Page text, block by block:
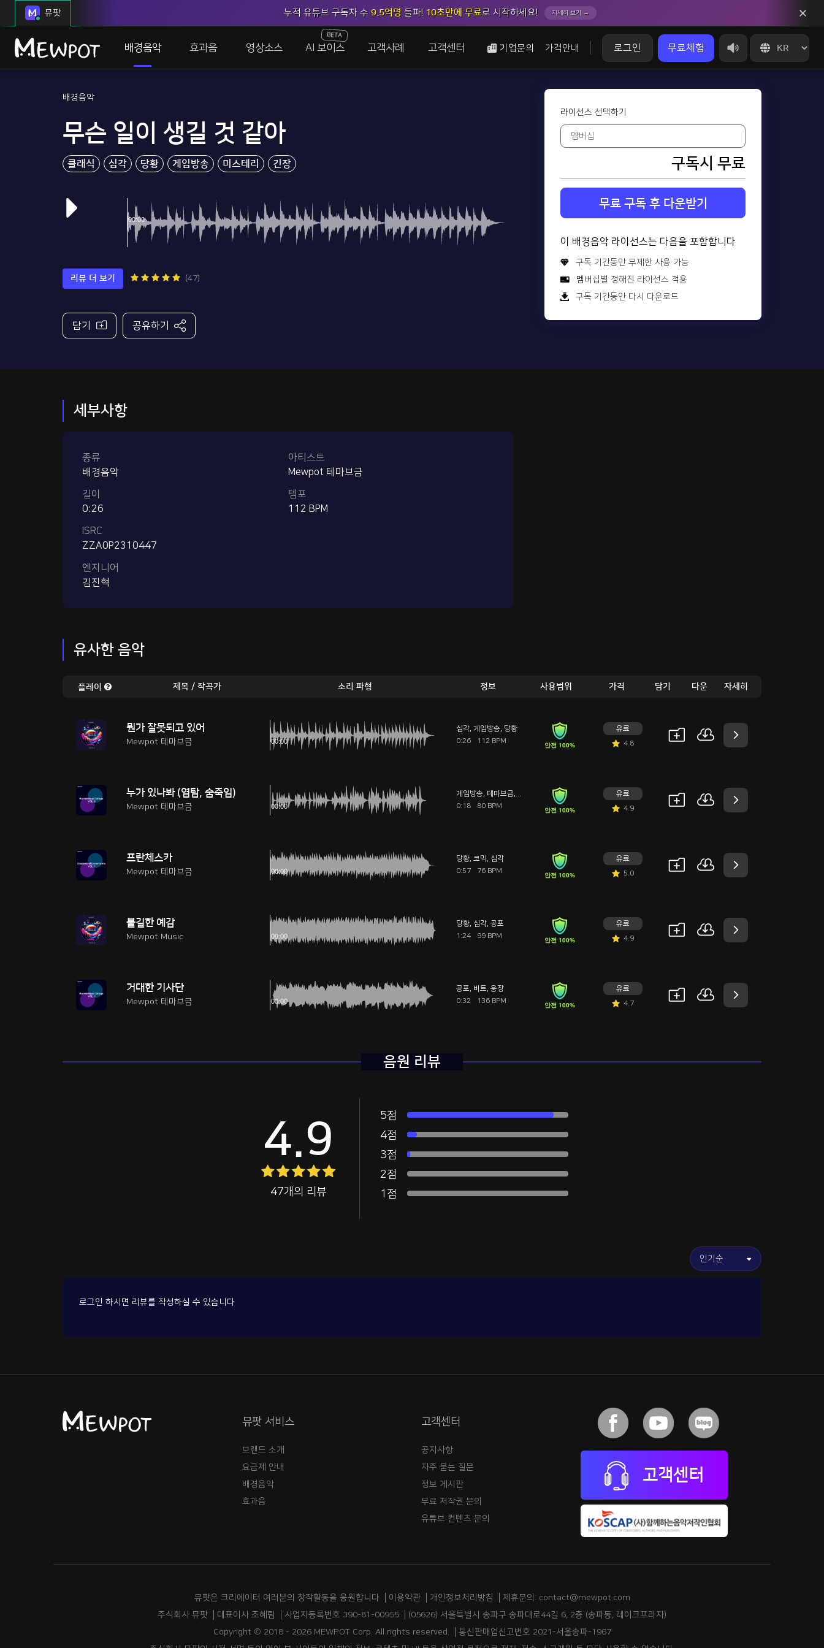
뮤팟 누적 유튜브 구독자 수 9.5억명 돌파! 10초만에 무료로 시작하세요! 자세히 보기 →
배경음악 효과음 영상소스 AI 보이스
BETA
고객사례 고객센터 기업문의 가격안내 로그인 무료체험
배경음악
무슨 일이 생길 것 같아
클래식 심각 당황 게임방송 미스테리 긴장
리뷰 더 보기 (47)
담기 공유하기
라이선스 선택하기
구독시 무료
무료 구독 후 다운받기
이 배경음악 라이선스는 다음을 포함합니다
구독 기간동안 무제한 사용 가능
멤버십별 정해진 라이선스 적용
구독 기간동안 다시 다운로드
세부사항
종류
배경음악
길이
0:26
ISRC
ZZA0P2310447
엔지니어
김진혁
아티스트
Mewpot 테마브금
템포
112 BPM
유사한 음악
플레이 제목 / 작곡가 소리 파형 정보 사용범위 가격 담기 다운 자세히
뭔가 잘못되고 있어
Mewpot 테마브금
심각,게임방송, 당황
0:26
112 BPM 안전 100%
유료
4.8
누가 있나봐 (염탐, 숨죽임)
Mewpot 테마브금
게임방송, 테마브금,
0:18
80 BPM 안전 100%
유료
4.9
프란체스카
Mewpot 테마브금
당황,코믹, 심각
0:57
76 BPM 안전 100%
유료
5.0
불길한 예감
Mewpot Music
당황, 심각,공포
1:24
99 BPM 안전 100%
유료
4.9
거대한 기사단
Mewpot 테마브금
공포, 비트,웅장
0:32
136 BPM 안전 100%
유료
4.7
음원 리뷰
4.9
47개의 리뷰
5점
4점
3점
2점
1점
로그인 하시면 리뷰를 작성하실 수 있습니다
뮤팟 서비스
브랜드 소개
요금제 안내
배경음악
효과음
고객센터
공지사항
자주 묻는 질문
정보 게시판
무료 저작권 문의
유튜브 컨텐츠 문의
고객센터
뮤팟은 크리에이터 여러분의 창작활동을 응원합니다 이용약관 개인정보처리방침
제휴문의: contact@mewpot.com
주식회사 뮤팟
대표이사 조혜림 사업자등록번호 390-81-00955
(05626) 서울특별시 송파구 송파대로44길 6, 2층 (송파동, 레이크프라자)
Copyright © 2018 - 2026 MEWPOT Corp. All rights reserved.
통신판매업신고번호 2021-서울송파-1967